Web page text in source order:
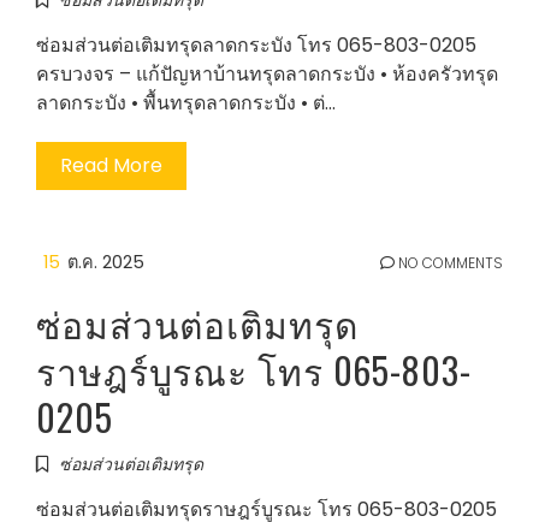
ซ่อมส่วนต่อเติมทรุดลาดกระบัง โทร 065-803-0205
ครบวงจร – แก้ปัญหาบ้านทรุดลาดกระบัง • ห้องครัวทรุด
ลาดกระบัง • พื้นทรุดลาดกระบัง • ต่…
Read More
15 ต.ค. 2025 NO COMMENTS
ซ่อมส่วนต่อเติมทรุด
ราษฎร์บูรณะ โทร 065-803-
0205
ซ่อมส่วนต่อเติมทรุด
ซ่อมส่วนต่อเติมทรุดราษฎร์บูรณะ โทร 065-803-0205